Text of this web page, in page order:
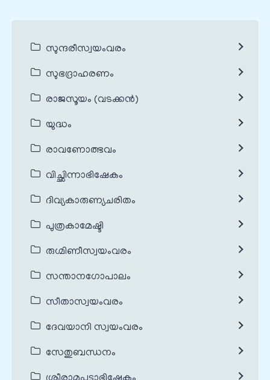
സുന്ദരീസ്വയംവരം
സുഭദ്രാഹരണം
രാജസൂയം (വടക്കൻ)
യുദ്ധം
രാവണോത്ഭവം
വിച്ഛിന്നാഭിഷേകം
ദിവ്യകാരുണ്യചരിതം
പുത്രകാമേഷ്ടി
രുഗ്മിണീസ്വയംവരം
സന്താനഗോപാലം
സീതാസ്വയംവരം
ദേവയാനി സ്വയംവരം
സേതുബന്ധനം